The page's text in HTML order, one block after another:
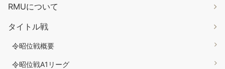
RMUについて
タイトル戦
令昭位戦概要
令昭位戦A1リーグ